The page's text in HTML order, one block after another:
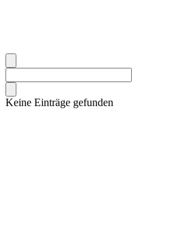
Keine Einträge gefunden